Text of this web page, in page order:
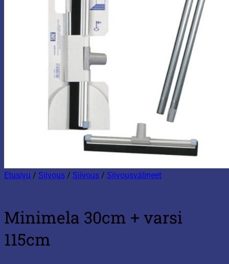
Etusivu / Siivous / Siivous / Siivousvälineet
Minimela 30cm + varsi
115cm